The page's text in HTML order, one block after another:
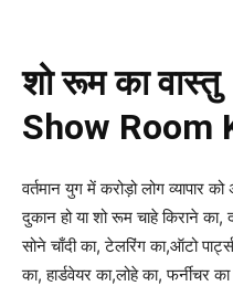
शो रूम का वास्तु
Show Room
वर्तमान युग में करोड़ो लोग व्यापार
दुकान हो या शो रूम चाहे किराने
सोने चाँदी का, टेलरिंग का,ऑटो
का, हार्डवेयर का,लोहे का, फर्नीचर